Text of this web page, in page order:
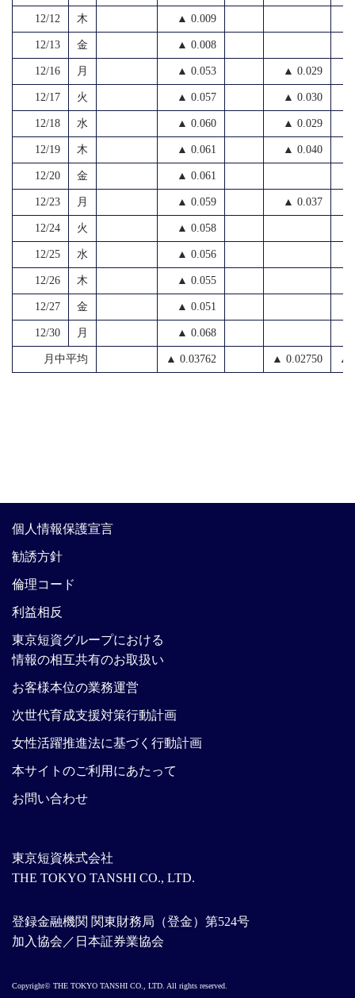
12/12 木 ▲ 0.009
12/13 金 ▲ 0.008
12/16 月 ▲ 0.053 ▲ 0.029
12/17 火 ▲ 0.057 ▲ 0.030
12/18 水 ▲ 0.060 ▲ 0.029
12/19 木 ▲ 0.061 ▲ 0.040
12/20 金 ▲ 0.061
12/23 月 ▲ 0.059 ▲ 0.037
12/24 火 ▲ 0.058
12/25 水 ▲ 0.056
12/26 木 ▲ 0.055
12/27 金 ▲ 0.051
12/30 月 ▲ 0.068
月中平均 ▲ 0.03762 ▲ 0.02750 ▲
東京短資株式会社
THE TOKYO TANSHI CO., LTD.
登録金融機関 関東財務局（登金）第524号
加入協会／日本証券業協会
個人情報保護宣言
勧誘方針
倫理コード
利益相反
東京短資グループにおける
情報の相互共有のお取扱い
お客様本位の業務運営
次世代育成支援対策行動計画
女性活躍推進法に基づく行動計画
本サイトのご利用にあたって
お問い合わせ
Copyright© THE TOKYO TANSHI CO., LTD. All rights reserved.